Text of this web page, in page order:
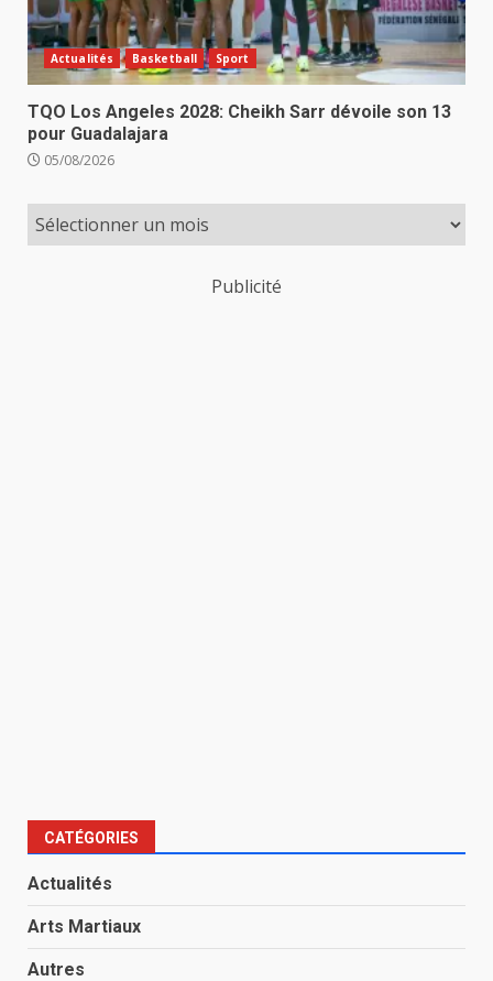
Actualités Basketball Sport
TQO Los Angeles 2028: Cheikh Sarr dévoile son 13
pour Guadalajara
05/08/2026
Publicité
CATÉGORIES
Actualités
Arts Martiaux
Autres